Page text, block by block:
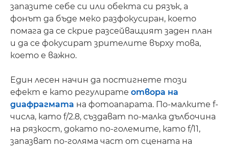
запазите себе си или обекта си рязък, а
фонът да бъде меко разфокусиран, което
помага да се скрие разсейващият заден план
и да се фокусират зрителите върху това,
което е важно.
Един лесен начин да постигнете този
ефект е като регулирате отвора на
диафрагмата на фотоапарата. По-малките f-
числа, като f/2.8, създават по-малка дълбочина
на рязкост, докато по-големите, като f/11,
запазват по-голяма част от сцената на